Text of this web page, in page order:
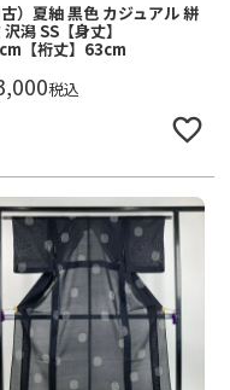
古）夏紬 黒色 カジュアル 絣
潟 SS【身丈】
【裄丈】63cm
税込